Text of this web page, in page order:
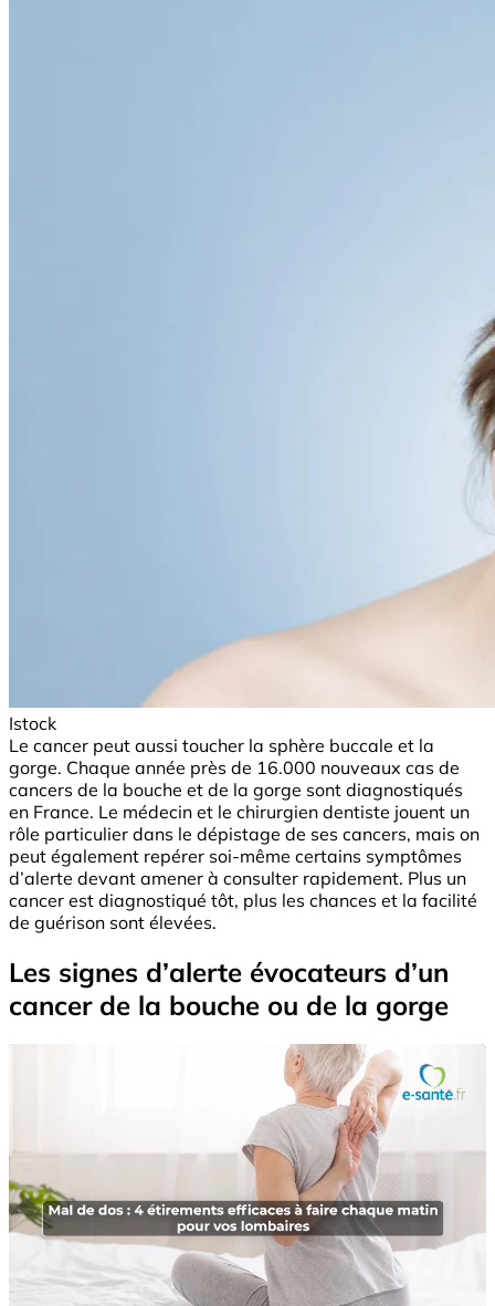
Istock
Le cancer peut aussi toucher la sphère buccale et la
gorge. Chaque année près de 16.000 nouveaux cas de
cancers de la bouche et de la gorge sont diagnostiqués
en France. Le médecin et le chirurgien dentiste jouent un
rôle particulier dans le dépistage de ses cancers, mais on
peut également repérer soi-même certains symptômes
d’alerte devant amener à consulter rapidement. Plus un
cancer est diagnostiqué tôt, plus les chances et la facilité
de guérison sont élevées.
Les signes d’alerte évocateurs d’un
cancer de la bouche ou de la gorge